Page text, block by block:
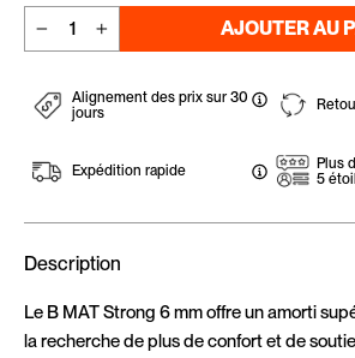
AJOUTER AU
Alignement des prix sur 30
jours
Expédition rapide
Plus
5
Description
Le B MAT Strong 6 mm offre un amorti
la recherche de plus de confort et de